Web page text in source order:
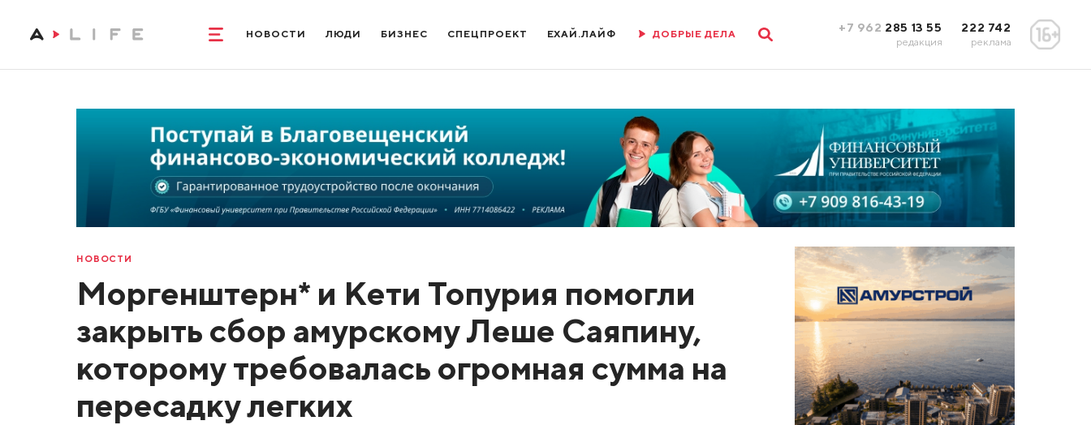
НОВОСТИ ЛЮДИ БИЗНЕС СПЕЦПРОЕКТ ЕХАЙ.ЛАЙФ ДОБРЫЕ ДЕЛА +7 962 285 13 55
редакция
222 742
реклама
НОВОСТИ
Моргенштерн* и Кети Топурия помогли
закрыть сбор амурскому Леше Саяпину,
которому требовалась огромная сумма на
пересадку легких